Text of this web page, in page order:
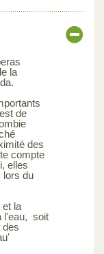
la
de
des
compte
elles
lors du
et la
l'eau, soit
des